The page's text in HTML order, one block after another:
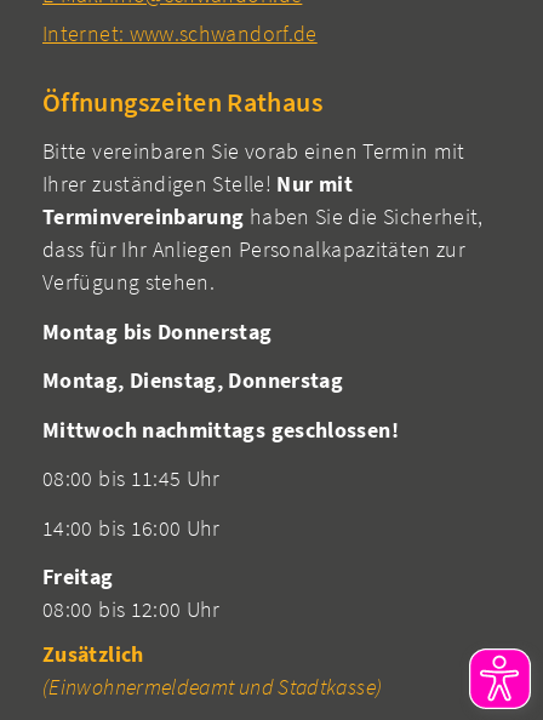
Internet: www.schwandorf.de
Öffnungszeiten Rathaus
Bitte vereinbaren Sie vorab einen Termin mit
Ihrer zuständigen Stelle! Nur mit
Terminvereinbarung haben Sie die Sicherheit,
dass für Ihr Anliegen Personalkapazitäten zur
Verfügung stehen.
Montag bis Donnerstag
Montag, Dienstag, Donnerstag
Mittwoch nachmittags geschlossen!
08:00 bis 11:45 Uhr
14:00 bis 16:00 Uhr
Freitag
08:00 bis 12:00 Uhr
Zusätzlich
(Einwohnermeldeamt und Stadtkasse)